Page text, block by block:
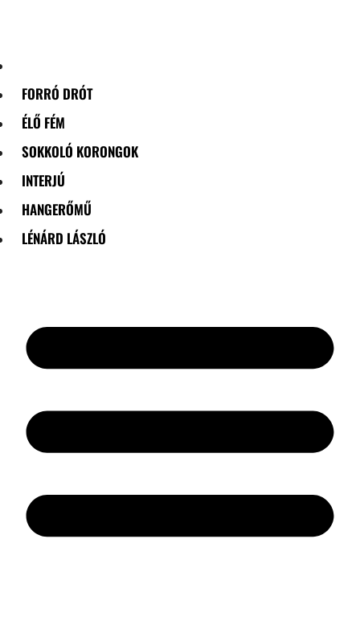
FORRÓ DRÓT
ÉLŐ FÉM
SOKKOLÓ KORONGOK
INTERJÚ
HANGERŐMŰ
LÉNÁRD LÁSZLÓ